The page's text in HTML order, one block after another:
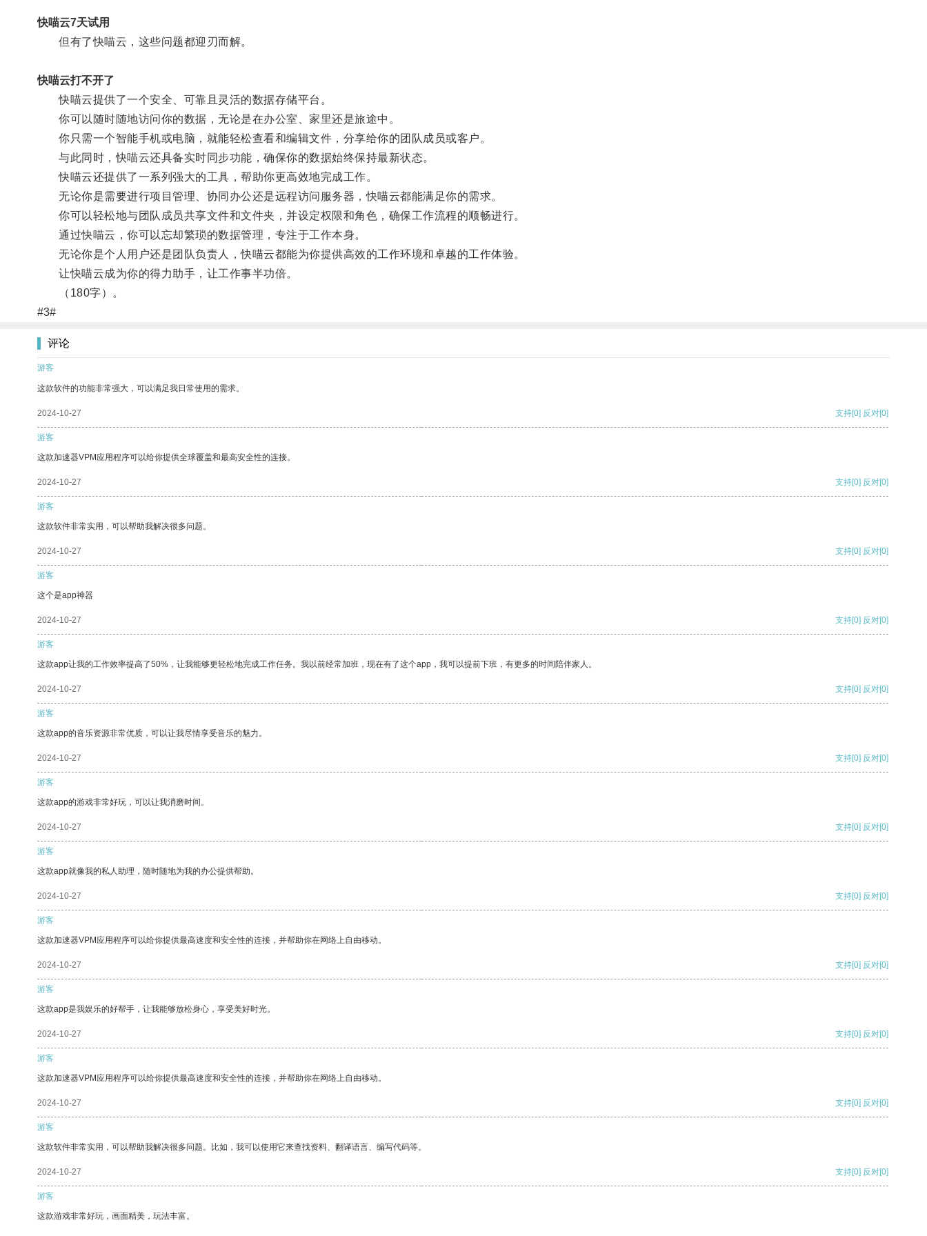
快喵云7天试用
但有了快喵云，这些问题都迎刃而解。
快喵云打不开了
快喵云提供了一个安全、可靠且灵活的数据存储平台。
你可以随时随地访问你的数据，无论是在办公室、家里还是旅途中。
你只需一个智能手机或电脑，就能轻松查看和编辑文件，分享给你的团队成员或客户。
与此同时，快喵云还具备实时同步功能，确保你的数据始终保持最新状态。
快喵云还提供了一系列强大的工具，帮助你更高效地完成工作。
无论你是需要进行项目管理、协同办公还是远程访问服务器，快喵云都能满足你的需求。
你可以轻松地与团队成员共享文件和文件夹，并设定权限和角色，确保工作流程的顺畅进行。
通过快喵云，你可以忘却繁琐的数据管理，专注于工作本身。
无论你是个人用户还是团队负责人，快喵云都能为你提供高效的工作环境和卓越的工作体验。
让快喵云成为你的得力助手，让工作事半功倍。
（180字）。
#3#
评论
游客
这款软件的功能非常强大，可以满足我日常使用的需求。
2024-10-27 支持[0] 反对[0]
游客
这款加速器VPM应用程序可以给你提供全球覆盖和最高安全性的连接。
2024-10-27 支持[0] 反对[0]
游客
这款软件非常实用，可以帮助我解决很多问题。
2024-10-27 支持[0] 反对[0]
游客
这个是app神器
2024-10-27 支持[0] 反对[0]
游客
这款app让我的工作效率提高了50%，让我能够更轻松地完成工作任务。我以前经常加班，现在有了这个app，我可以提前下班，有更多的时间陪伴家人。
2024-10-27 支持[0] 反对[0]
游客
这款app的音乐资源非常优质，可以让我尽情享受音乐的魅力。
2024-10-27 支持[0] 反对[0]
游客
这款app的游戏非常好玩，可以让我消磨时间。
2024-10-27 支持[0] 反对[0]
游客
这款app就像我的私人助理，随时随地为我的办公提供帮助。
2024-10-27 支持[0] 反对[0]
游客
这款加速器VPM应用程序可以给你提供最高速度和安全性的连接，并帮助你在网络上自由移动。
2024-10-27 支持[0] 反对[0]
游客
这款app是我娱乐的好帮手，让我能够放松身心，享受美好时光。
2024-10-27 支持[0] 反对[0]
游客
这款加速器VPM应用程序可以给你提供最高速度和安全性的连接，并帮助你在网络上自由移动。
2024-10-27 支持[0] 反对[0]
游客
这款软件非常实用，可以帮助我解决很多问题。比如，我可以使用它来查找资料、翻译语言、编写代码等。
2024-10-27 支持[0] 反对[0]
游客
这款游戏非常好玩，画面精美，玩法丰富。